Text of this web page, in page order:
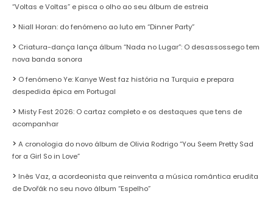
“Voltas e Voltas” e pisca o olho ao seu álbum de estreia
Niall Horan: do fenómeno ao luto em “Dinner Party”
Criatura-dança lança álbum “Nada no Lugar”: O desassossego tem
nova banda sonora
O fenómeno Ye: Kanye West faz história na Turquia e prepara
despedida épica em Portugal
Misty Fest 2026: O cartaz completo e os destaques que tens de
acompanhar
A cronologia do novo álbum de Olivia Rodrigo “You Seem Pretty Sad
for a Girl So in Love”
Inês Vaz, a acordeonista que reinventa a música romântica erudita
de Dvořák no seu novo álbum “Espelho”